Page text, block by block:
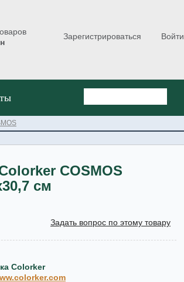
Зарегистрироваться Войти
COSMOS
см
Задать вопрос по этому товару
Colorker